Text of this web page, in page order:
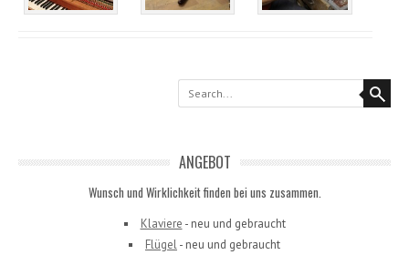
Search
ANGEBOT
Wunsch und Wirklichkeit finden bei uns zusammen.
Klaviere - neu und gebraucht
Flügel- neu und gebraucht